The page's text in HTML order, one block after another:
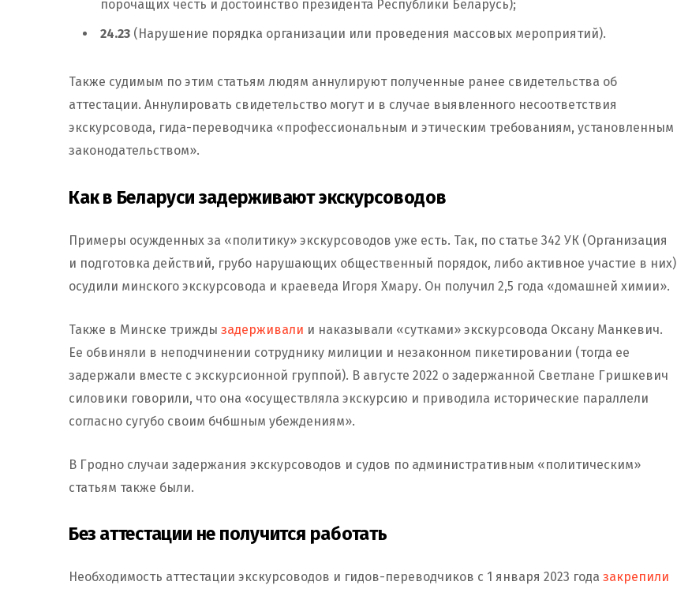
порочащих честь и достоинство президента Республики Беларусь);
24.23 (Нарушение порядка организации или проведения массовых мероприятий).
Также судимым по этим статьям людям аннулируют полученные ранее свидетельства об
аттестации. Аннулировать свидетельство могут и в случае выявленного несоответствия
экскурсовода, гида-переводчика «профессиональным и этическим требованиям, установленным
законодательством».
Как в Беларуси задерживают экскурсоводов
Примеры осужденных за «политику» экскурсоводов уже есть. Так, по статье 342 УК (Организация
и подготовка действий, грубо нарушающих общественный порядок, либо активное участие в них)
осудили минского экскурсовода и краеведа Игоря Хмару. Он получил 2,5 года «домашней химии».
Также в Минске трижды задерживали и наказывали «сутками» экскурсовода Оксану Манкевич.
Ее обвиняли в неподчинении сотруднику милиции и незаконном пикетировании (тогда ее
задержали вместе с экскурсионной группой). В августе 2022 о задержанной Светлане Гришкевич
силовики говорили, что она «осуществляла экскурсию и приводила исторические параллели
согласно сугубо своим бчбшным убеждениям».
В Гродно случаи задержания экскурсоводов и судов по административным «политическим»
статьям также были.
Без аттестации не получится работать
Необходимость аттестации экскурсоводов и гидов-переводчиков с 1 января 2023 года закрепили